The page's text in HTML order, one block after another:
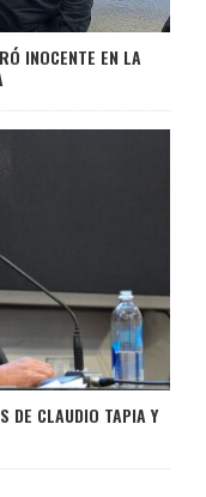
INOCENTE EN LA
DE CLAUDIO TAPIA Y